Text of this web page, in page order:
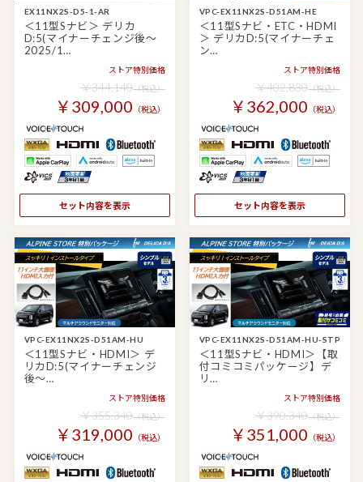
EX11NX2S-D5-1-AR
＜11型Sナビ＞ デリカ
D:5(マイナーチェンジ後～
2025/1…
ストア特別価格
￥344,140（税込）
￥309,000 （税込）
セット内容を表示
VPC-EX11NX2S-D51AM-HE
＜11型Sナビ・ETC・HDMI
＞ デリカD:5(マイナーチェ
ン…
ストア特別価格
￥402,830（税込）
￥362,000 （税込）
セット内容を表示
VPC-EX11NX2S-D51AM-HU
＜11型Sナビ・HDMI＞ デ
リカD:5(マイナーチェンジ
後～…
ストア特別価格
￥355,340（税込）
￥319,000 （税込）
VPC-EX11NX2S-D51AM-HU-STP
＜11型Sナビ・HDMI＞【取
付コミコミパッケージ】デ
リ…
ストア特別価格
￥390,340（税込）
￥351,000 （税込）